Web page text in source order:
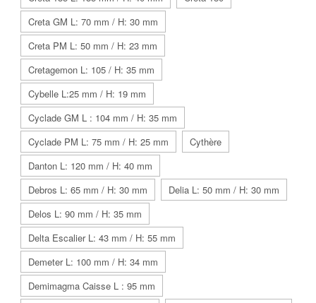
Creta GM L: 70 mm / H: 30 mm
Creta PM L: 50 mm / H: 23 mm
Cretagemon L: 105 / H: 35 mm
Cybelle L:25 mm / H: 19 mm
Cyclade GM L : 104 mm / H: 35 mm
Cyclade PM L: 75 mm / H: 25 mm
Cythère
Danton L: 120 mm / H: 40 mm
Debros L: 65 mm / H: 30 mm
Delia L: 50 mm / H: 30 mm
Delos L: 90 mm / H: 35 mm
Delta Escalier L: 43 mm / H: 55 mm
Demeter L: 100 mm / H: 34 mm
Demimagma Caisse L : 95 mm